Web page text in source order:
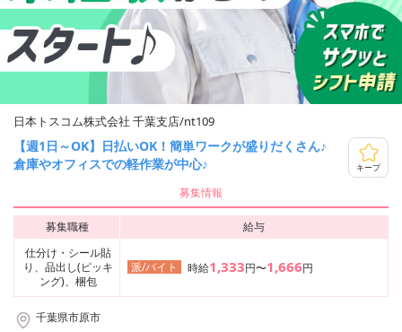
日本トスコム株式会社 千葉支店/nt109
【週1日～OK】日払いOK！簡単ワークが盛りだくさん♪
倉庫やオフィスでの軽作業が中心♪
キープ
募集情報
募集職種
給与
仕分け・シール貼
り、品出し(ピッキ
ング)、梱包
派/バイト 時給1,333円〜1,666円
千葉県市原市